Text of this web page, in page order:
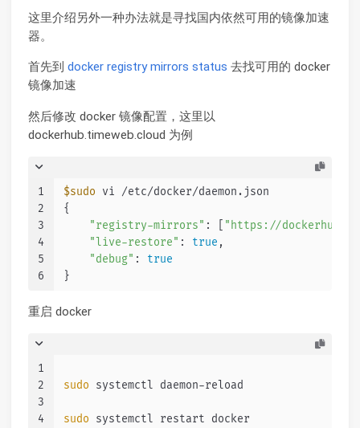
这里介绍另外一种办法就是寻找国内依然可用的镜像加速
器。
首先到 docker registry mirrors status 去找可用的 docker
镜像加速
然后修改 docker 镜像配置，这里以
dockerhub.timeweb.cloud 为例
1
2
3
4
5
6
$sudo vi /etc/docker/daemon.json
{
"registry-mirrors" : [
"https://
"live-restore" : true ,
"debug" : true
}
重启 docker
1
2
3
4
sudo systemctl daemon-reload
sudo systemctl restart docker